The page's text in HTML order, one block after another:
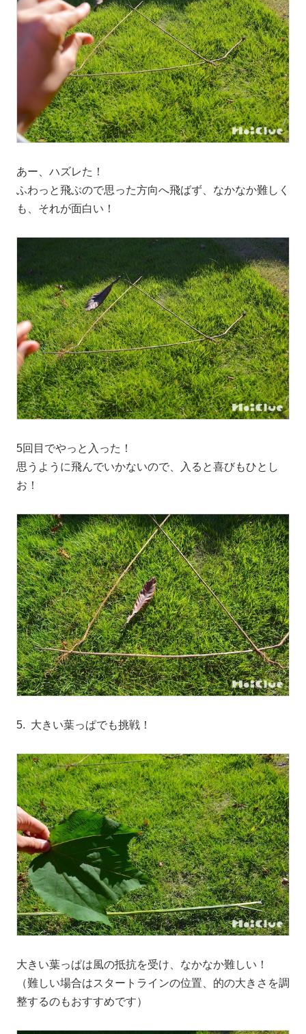
あー、ハズレた！
ふわっと飛ぶので思った方向へ飛ばず、なかなか難しく
も、それが面白い！
5回目でやっと入った！
思うように飛んでいかないので、入ると喜びもひとし
お！
5. 大きい葉っぱでも挑戦！
大きい葉っぱは風の抵抗を受け、なかなか難しい！
（難しい場合はスタートラインの位置、的の大きさを調
整するのもおすすめです）